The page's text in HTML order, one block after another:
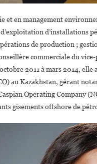
et en management
d’installations
de production ;
commerciale du
2011 à mars 2014,
au Kazakhstan, gérant
Operating Company
gisements offshore de